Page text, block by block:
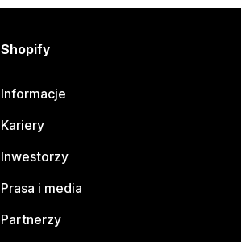
Shopify
Informacje
Kariery
Inwestorzy
Prasa i media
Partnerzy